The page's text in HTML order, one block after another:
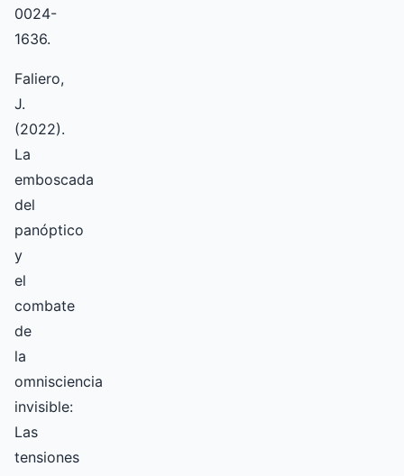
0024-
1636.
Faliero,
J.
(2022).
La
emboscada
del
panóptico
y
el
combate
de
la
omnisciencia
invisible:
Las
tensiones